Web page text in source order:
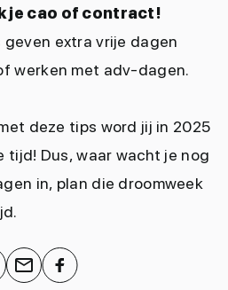
je cao of contract!
extra vrije dagen
werken met adv-dagen.
deze tips word jij in 2025
tijd! Dus, waar wacht je nog
in, plan die droomweek